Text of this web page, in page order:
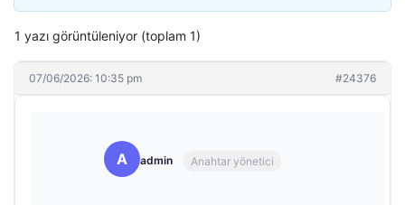
1 yazı görüntüleniyor (toplam 1)
07/06/2026: 10:35 pm #24376
A admin Anahtar yönetici